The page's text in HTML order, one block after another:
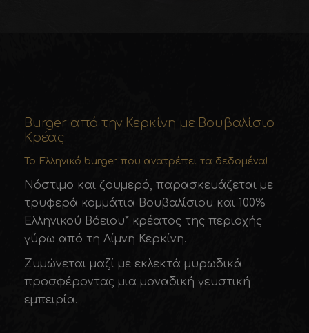
Burger από την Κερκίνη µε Bουβαλίσιο
Κρέας
Το Ελληνικό burger που ανατρέπει τα δεδομένα!
Νόστιµο και ζουµερό, παρασκευάζεται µε
τρυφερά κοµµάτια Βουβαλίσιου και 100%
Ελληνικού Βόειου* κρέατος της περιοχής
γύρω από τη Λίµνη Κερκίνη.
Ζυµώνεται µαζί µε εκλεκτά µυρωδικά
προσφέροντας µια µοναδική γευστική
εµπειρία.